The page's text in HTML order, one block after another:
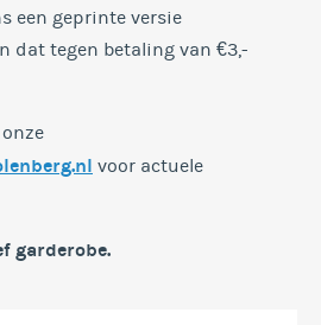
een geprinte versie
dat tegen betaling van €3,-
voor actuele
garderobe.